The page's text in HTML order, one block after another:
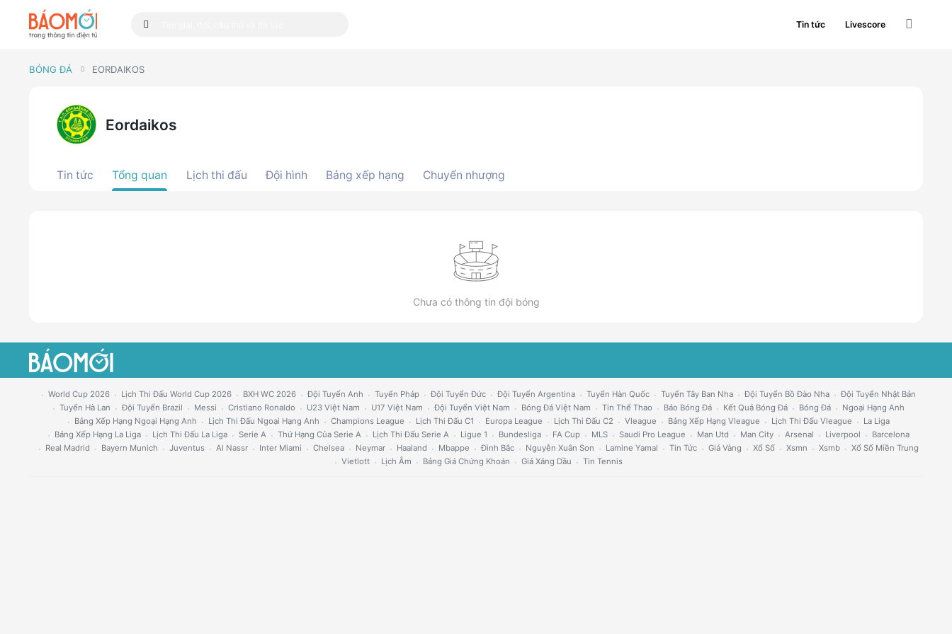
Tin tức Livescore
BÓNG ĐÁ EORDAIKOS
Eordaikos
Tin tức Tổng quan Lịch thi đấu Đội hình Bảng xếp hạng Chuyển nhượng
Chưa có thông tin đội bóng
World Cup 2026 Lịch Thi Đấu World Cup 2026 BXH WC 2026 Đội Tuyển Anh Tuyển Pháp Đội Tuyển Đức Đội Tuyển Argentina Tuyển Hàn Quốc Tuyển Tây Ban Nha Đội Tuyển Bồ Đào Nha
Đội Tuyển Nhật Bản
Tuyển Hà Lan
Đội Tuyển Brazil Messi Cristiano Ronaldo U23 Việt Nam U17 Việt Nam Đội Tuyển Việt Nam Bóng Đá Việt Nam Tin Thể Thao Báo Bóng Đá Kết Quả Bóng Đá Bóng Đá
Ngoại Hạng Anh
Bảng Xếp Hạng Ngoại Hạng Anh
Lịch Thi Đấu Ngoại Hạng Anh Champions League Lịch Thi Đấu C1 Europa League Lịch Thi Đấu C2 Vleague Bảng Xếp Hạng Vleague Lịch Thi Đấu Vleague
La Liga
Bảng Xếp Hạng La Liga
Lịch Thi Đấu La Liga Serie A Thứ Hạng Của Serie A Lịch Thi Đấu Serie A Ligue 1 Bundesliga FA Cup MLS Saudi Pro League Man Utd Man City Arsenal Liverpool
Barcelona
Real Madrid
Bayern Munich Juventus Al Nassr Inter Miami Chelsea Neymar Haaland Mbappe Đình Bắc Nguyễn Xuân Son Lamine Yamal Tin Tức Giá Vàng Xổ Số Xsmn Xsmb
Xổ Số Miền Trung
Vietlott
Lịch Âm Bảng Giá Chứng Khoán Giá Xăng Dầu Tin Tennis